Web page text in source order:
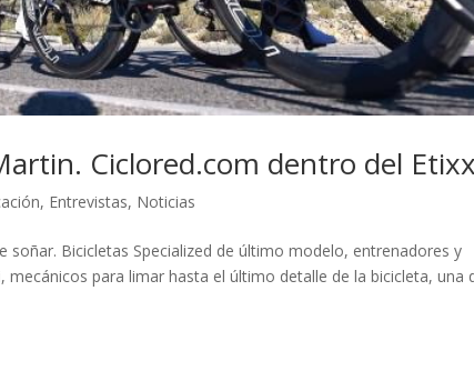
Ciclored.com dentro del
, Entrevistas, Noticias
soñar. Bicicletas Specialized de último modelo, entrenadores y
para limar hasta el último detalle de la bicicleta, una